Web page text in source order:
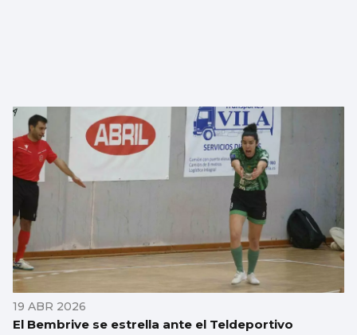
19 ABR 2026
El Bembrive se estrella ante el Teldeportivo